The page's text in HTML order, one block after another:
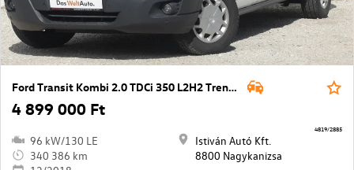
Ford Transit Kombi 2.0 TDCi 350 L2H2 Trend (9 sz.)
4 899 000 Ft
96 kW/130 LE
340 386 km
Istiván Autó Kft.
8800 Nagykanizsa
4819/2885